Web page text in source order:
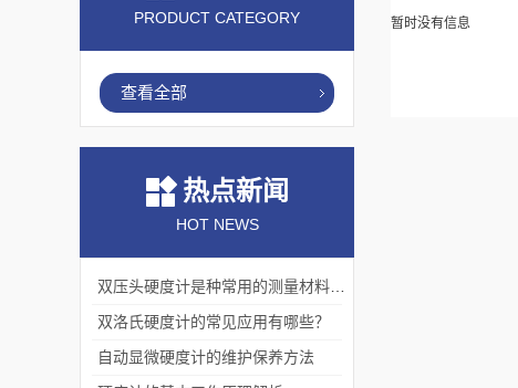
PRODUCT CATEGORY
查看全部
热点新闻
HOT NEWS
双洛氏硬度计的常见应用有哪些？
自动显微硬度计的维护保养方法
暂时没有信息